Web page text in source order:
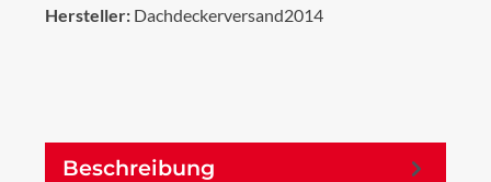
Hersteller: Dachdeckerversand2014
Beschreibung